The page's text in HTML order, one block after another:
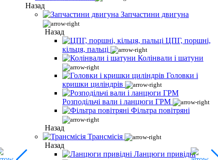
Назад
Запчастини двигуна
Назад
ЦПГ, поршні,
кільця, пальці
Колінвали і шатуни
Головки і
кришки циліндрів
Розподільчі вали і ланцюги ГРМ
Фільтра повітряні
Назад
Трансмісія
Назад
Ланцюги привідні